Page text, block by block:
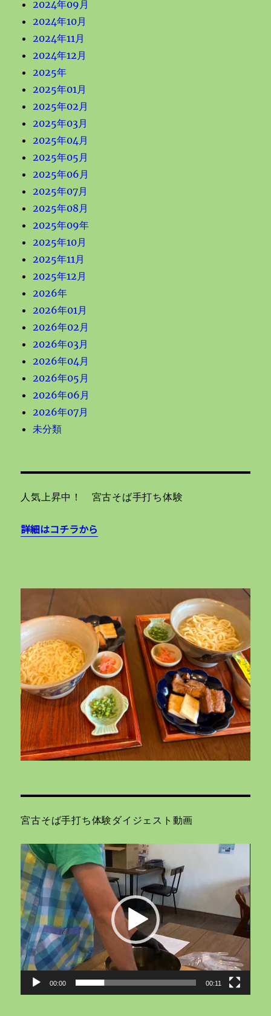
2024年09月
2024年10月
2024年11月
2024年12月
2025年
2025年01月
2025年02月
2025年03月
2025年04月
2025年05月
2025年06月
2025年07月
2025年08月
2025年09年
2025年10月
2025年11月
2025年12月
2026年
2026年01月
2026年02月
2026年03月
2026年04月
2026年05月
2026年06月
2026年07月
未分類
人気上昇中！ 宮古そば手打ち体験
詳細はコチラから
宮古そば手打ち体験ダイジェスト動画
動
画
プ
レ
ー
ヤ
ー
00:00 00:11